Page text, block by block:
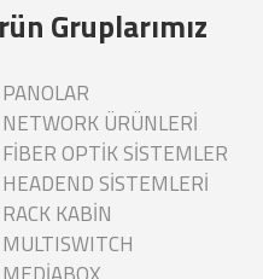
Gruplarımız
PANOLAR
NETWORK ÜRÜNLERİ
FİBER OPTİK SİSTEMLER
HEADEND SİSTEMLERİ
RACK KABİN
MULTISWITCH